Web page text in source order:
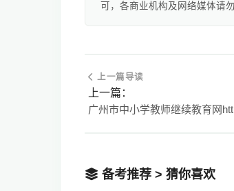
可，各商业机构及网络媒体请
上一篇导读
上一篇：
备考推荐 > 猜你喜欢